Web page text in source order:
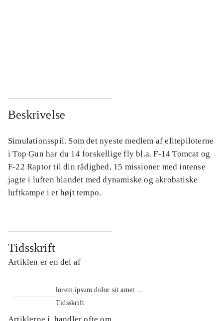
Beskrivelse
Simulationsspil. Som det nyeste medlem af elitepiloterne
i Top Gun har du 14 forskellige fly bl.a. F-14 Tomcat og
F-22 Raptor til din rådighed, 15 missioner med intense
jagte i luften blandet med dynamiske og akrobatiske
luftkampe i et højt tempo.
Tidsskrift
Artiklen er en del af
lorem ipsum dolor sit amet ...
Tidsskrift